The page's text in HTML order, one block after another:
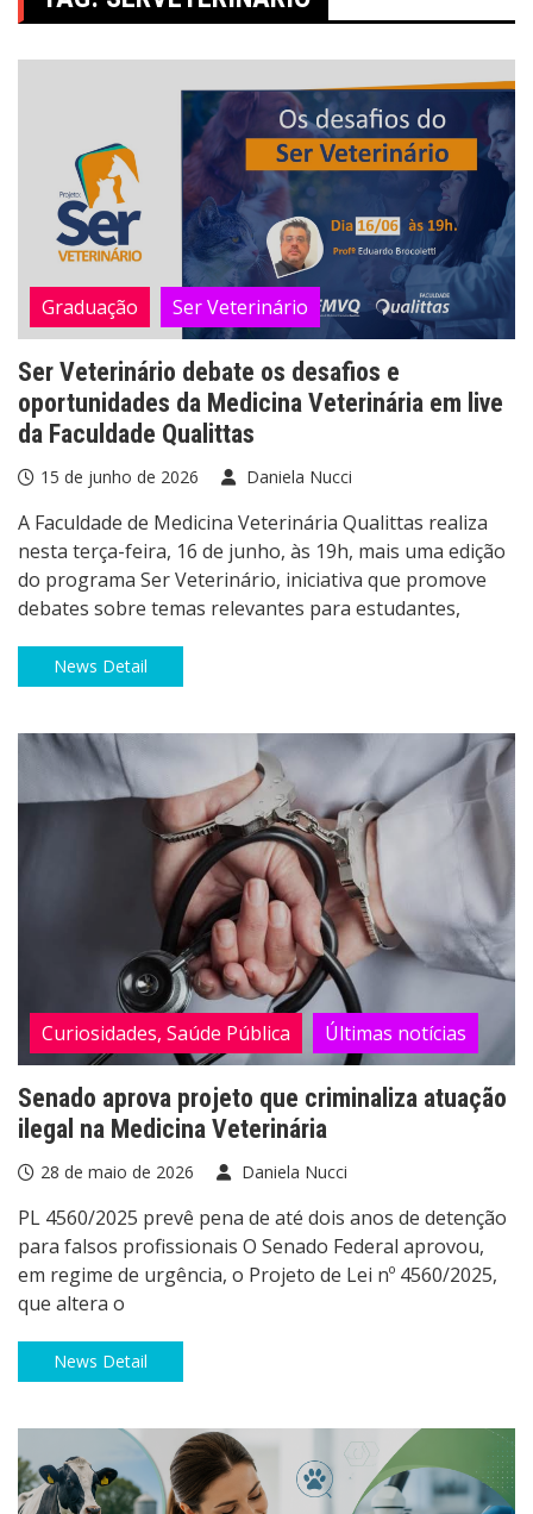
Graduação Ser Veterinário
Ser Veterinário debate os desafios e
oportunidades da Medicina Veterinária em live
da Faculdade Qualittas
15 de junho de 2026 Daniela Nucci
A Faculdade de Medicina Veterinária Qualittas realiza
nesta terça-feira, 16 de junho, às 19h, mais uma edição
do programa Ser Veterinário, iniciativa que promove
debates sobre temas relevantes para estudantes,
News Detail
Curiosidades, Saúde Pública Últimas notícias
Senado aprova projeto que criminaliza atuação
ilegal na Medicina Veterinária
28 de maio de 2026 Daniela Nucci
PL 4560/2025 prevê pena de até dois anos de detenção
para falsos profissionais O Senado Federal aprovou,
em regime de urgência, o Projeto de Lei nº 4560/2025,
que altera o
News Detail